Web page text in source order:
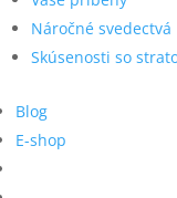
Náročné svedectvá
Skúsenosti so
Blog
E-shop